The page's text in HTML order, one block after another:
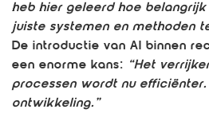
heb hier geleerd hoe
juiste systemen en methoden
De introductie van AI binnen
een enorme kans: “Het
processen wordt nu
ontwikkeling.”